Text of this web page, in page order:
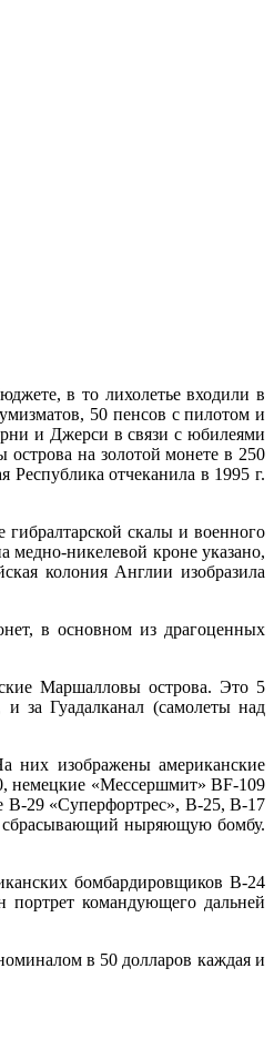
в то лихолетье входили в
50 пенсов с пилотом и
и Джерси в связи с юбилеями
на золотой монете в 250
отчеканила в 1995 г.
скалы и военного
никелевой кроне указано,
колония Англии изобразила
в основном из драгоценных
Маршалловы острова. Это 5
за Гуадалканал (самолеты над
них изображены американские
немецкие «Мессершмит» BF-109
В-29 «Суперфортрес», В-25, В-17
сбрасывающий ныряющую бомбу.
бомбардировщиков В-24
портрет командующего дальней
в 50 долларов каждая и